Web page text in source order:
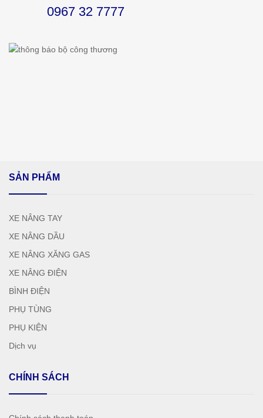
0967 32 7777
SẢN PHẨM
XE NÂNG TAY
XE NÂNG DẦU
XE NÂNG XĂNG GAS
XE NÂNG ĐIỆN
BÌNH ĐIỆN
PHỤ TÙNG
PHỤ KIỆN
Dịch vụ
CHÍNH SÁCH